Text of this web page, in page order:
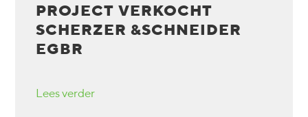
PROJECT VERKOCHT
SCHERZER &SCHNEIDER
EGBR
Lees verder